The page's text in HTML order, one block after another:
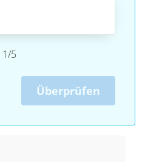
1/5
Überprüfen